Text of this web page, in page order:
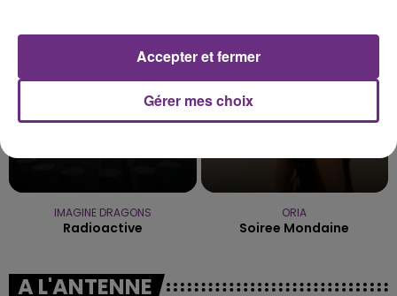
19h11
19h11
IMAGINE DRAGONS
Radioactive
19h08
19h08
ORIA
Soiree Mondaine
A L'ANTENNE
Gérer mes choix
Accepter et fermer